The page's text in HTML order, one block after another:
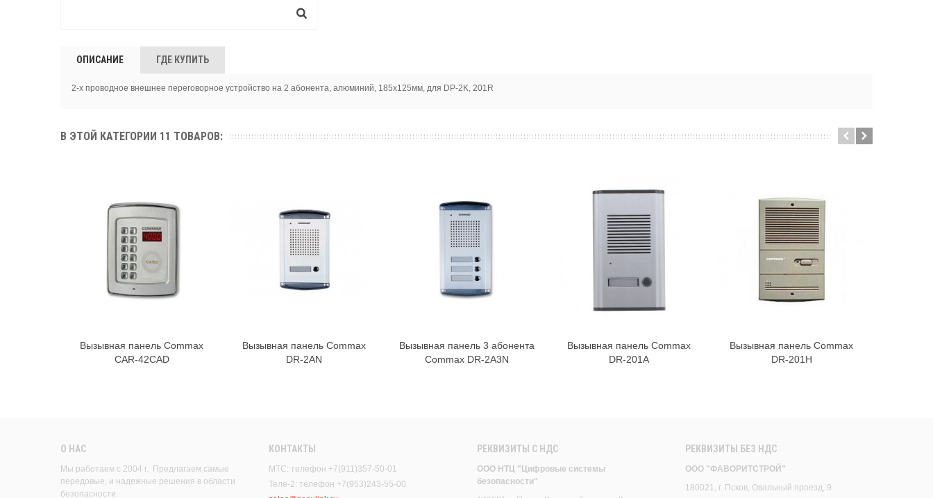
ОПИСАНИЕ ГДЕ КУПИТЬ
2-х проводное внешнее переговорное устройство на 2 абонента, алюминий, 185х125мм, для DP-2K, 201R
В ЭТОЙ КАТЕГОРИИ 11 ТОВАРОВ:
Вызывная панель Commax
CAR-42CAD
Вызывная панель Commax
DR-2AN
Вызывная панель 3 абонента
Commax DR-2A3N
Вызывная панель Commax
DR-201A
Вызывная панель Commax
DR-201H
О НАС
Мы работаем с 2004 г. Предлагаем самые
передовые, и надежные решения в области
безопасности.
КОНТАКТЫ
МТС: телефон +7(911)357-50-01
Теле-2: телефон +7(953)243-55-00
РЕКВИЗИТЫ C НДС
ООО НТЦ "Цифровые системы
безопасности"
РЕКВИЗИТЫ БЕЗ НДС
ООО "ФАВОРИТСТРОЙ"
180021, г. Псков, Овальный проезд, 9